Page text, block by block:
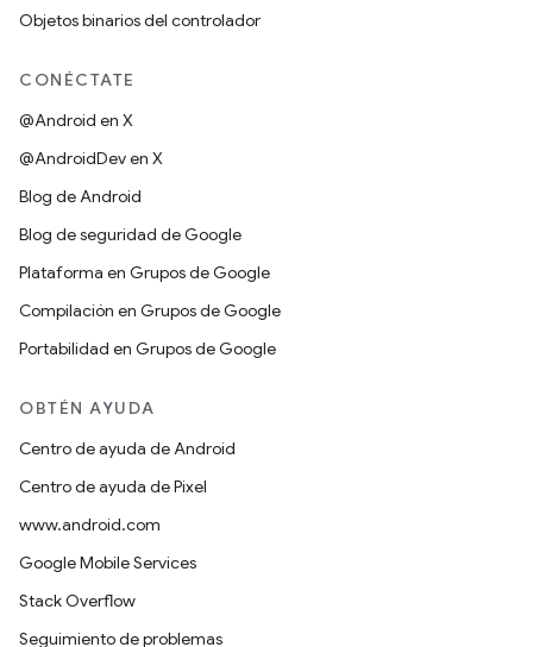
Objetos binarios del controlador
CONÉCTATE
@Android en X
@AndroidDev en X
Blog de Android
Blog de seguridad de Google
Plataforma en Grupos de Google
Compilación en Grupos de Google
Portabilidad en Grupos de Google
OBTÉN AYUDA
Centro de ayuda de Android
Centro de ayuda de Pixel
www.android.com
Google Mobile Services
Stack Overflow
Seguimiento de problemas